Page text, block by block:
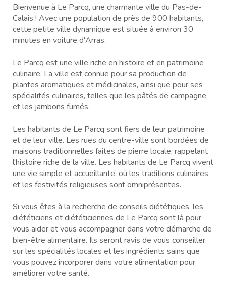
Bienvenue à Le Parcq, une charmante ville du Pas-de-
Calais ! Avec une population de près de 900 habitants,
cette petite ville dynamique est située à environ 30
minutes en voiture d'Arras.
Le Parcq est une ville riche en histoire et en patrimoine
culinaire. La ville est connue pour sa production de
plantes aromatiques et médicinales, ainsi que pour ses
spécialités culinaires, telles que les pâtés de campagne
et les jambons fumés.
Les habitants de Le Parcq sont fiers de leur patrimoine
et de leur ville. Les rues du centre-ville sont bordées de
maisons traditionnelles faites de pierre locale, rappelant
l'histoire riche de la ville. Les habitants de Le Parcq vivent
une vie simple et accueillante, où les traditions culinaires
et les festivités religieuses sont omniprésentes.
Si vous êtes à la recherche de conseils diététiques, les
diététiciens et diététiciennes de Le Parcq sont là pour
vous aider et vous accompagner dans votre démarche de
bien-être alimentaire. Ils seront ravis de vous conseiller
sur les spécialités locales et les ingrédients sains que
vous pouvez incorporer dans votre alimentation pour
améliorer votre santé.